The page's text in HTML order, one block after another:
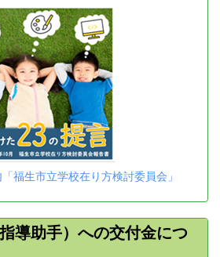
福生市立学校在り方検討委員会」
導助手）への交付金につ